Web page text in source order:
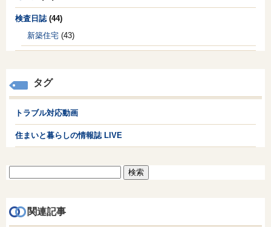
検査日誌(44)
新築住宅 (43)
タグ
トラブル対応動画
住まいと暮らしの情報誌 LIVE
関連記事